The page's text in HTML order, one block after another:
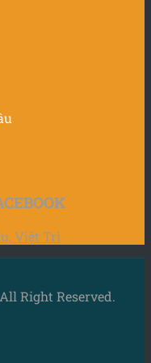
Việt Trì
Right Reserved.